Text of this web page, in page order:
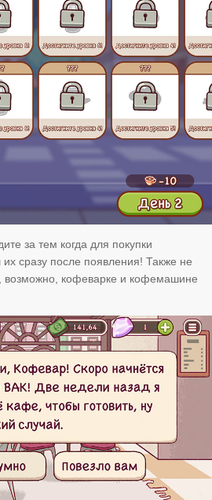
за тем когда для покупки
сразу после появления! Также не
возможно, кофеварке и кофемашине